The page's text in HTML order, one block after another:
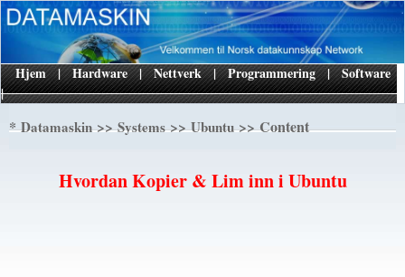
|
Hjem | Hardware | Nettverk | Programmering | Software
*Datamaskin>>Systems>>Ubuntu>> Content
Hvordan Kopier & Lim inn i Ubuntu